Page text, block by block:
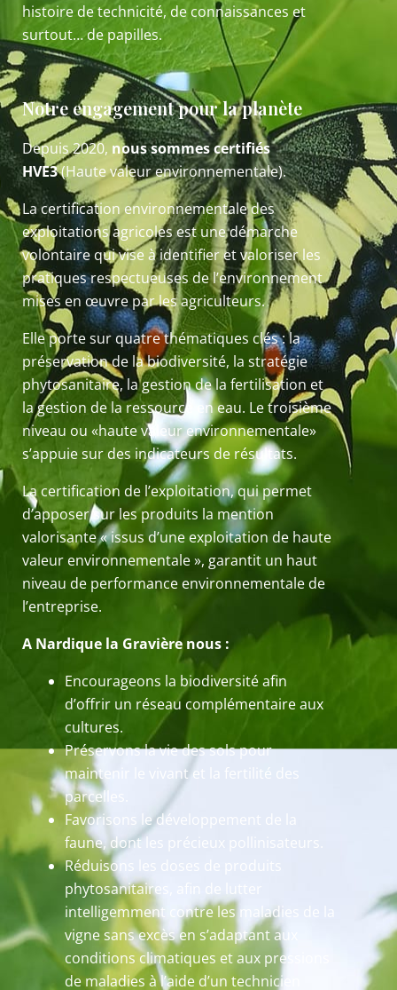
histoire de technicité, de connaissances et
surtout… de papilles.
Notre engagement pour la planète
Depuis 2020, nous sommes certifiés
HVE3(Haute valeur environnementale).
La certification environnementale des
exploitations agricoles est une démarche
volontaire qui vise à identifier et valoriser les
pratiques respectueuses de l’environnement
mises en œuvre par les agriculteurs.
Elle porte sur quatre thématiques clés : la
préservation de la biodiversité, la stratégie
phytosanitaire, la gestion de la fertilisation et
la gestion de la ressource en eau. Le troisième
niveau ou «haute valeur environnementale»
s’appuie sur des indicateurs de résultats.
La certification de l’exploitation, qui permet
d’apposer sur les produits la mention
valorisante « issus d’une exploitation de haute
valeur environnementale », garantit un haut
niveau de performance environnementale de
l’entreprise.
A Nardique la Gravière nous :
Encourageons la biodiversité afin
d’offrir un réseau complémentaire aux
cultures.
Préservons la vie des sols pour
maintenir le vivant et la fertilité des
parcelles.
Favorisons le développement de la
faune, dont les précieux pollinisateurs.
Réduisons les doses de produits
phytosanitaires, afin de lutter
intelligemment contre les maladies de la
vigne sans excès en s’adaptant aux
conditions climatiques et aux pressions
de maladies à l’aide d’un technicien